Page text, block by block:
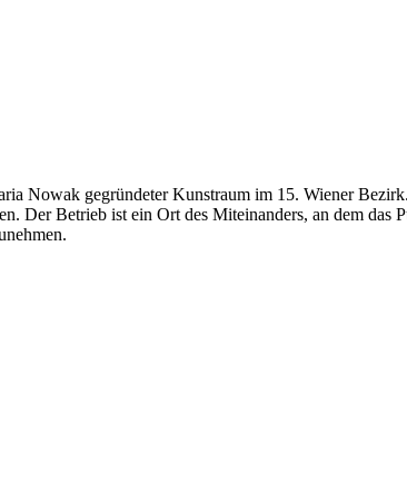
Nowak gegründeter Kunstraum im 15. Wiener
Der Betrieb ist ein Ort des Miteinanders, an dem